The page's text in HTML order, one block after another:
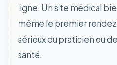
ligne. Un site médical
même le premier
sérieux du praticien ou
santé.